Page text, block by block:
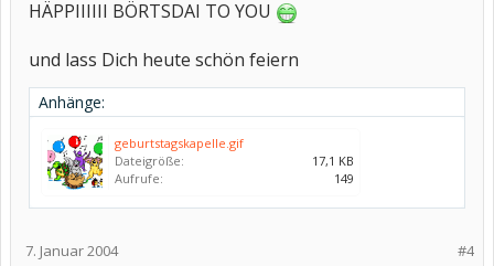
HÄPPIIIIII BÖRTSDAI TO YOU
und lass Dich heute schön feiern
Anhänge:
geburtstagskapelle.gif
Dateigröße:
17,1 KB
Aufrufe:
149
#4
7. Januar 2004